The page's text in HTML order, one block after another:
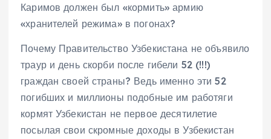
Каримов должен был «кормить» армию
«хранителей режима» в погонах?
Почему Правительство Узбекистана не объявило
траур и день скорби после гибели 52 (!!!)
граждан своей страны? Ведь именно эти 52
погибших и миллионы подобные им работяги
кормят Узбекистан не первое десятилетие
посылая свои скромные доходы в Узбекистан